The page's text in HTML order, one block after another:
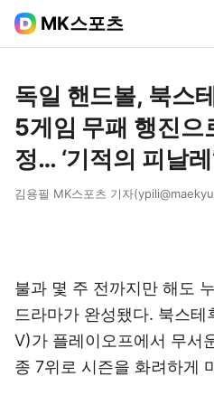
MK스포츠
독일 핸드볼, 북스
5게임 무패 행진으
정… ‘기적의 피날레
김용필 MK스포츠 기자
불과 몇 주 전까지만 해도
드라마가 완성됐다. 북스
V)가 플레이오프에서 무서
종 7위로 시즌을 화려하게